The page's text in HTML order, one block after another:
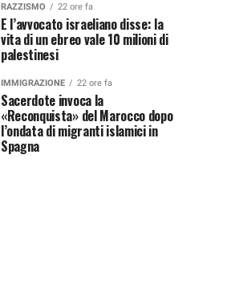
RAZZISMO 22 ore fa
E l’avvocato israeliano disse: la
vita di un ebreo vale 10 milioni di
palestinesi
IMMIGRAZIONE 22 ore fa
Sacerdote invoca la
«Reconquista» del Marocco dopo
l’ondata di migranti islamici in
Spagna